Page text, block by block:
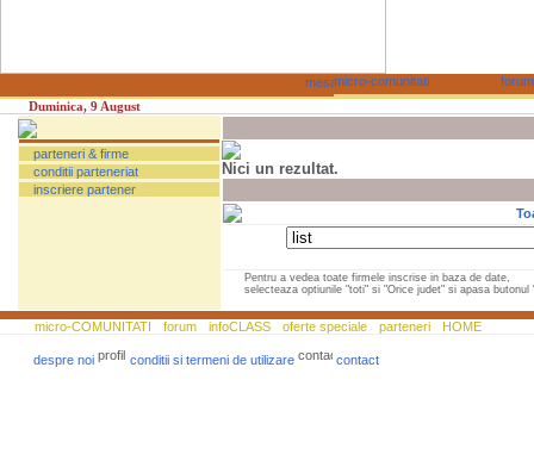
Duminica, 9 August
parteneri & firme
conditii parteneriat
inscriere partener
Nici un rezultat.
Pentru a vedea toate firmele inscrise in baza de date,
selecteaza optiunile "toti" si "Orice judet" si apasa butonul
micro-COMUNITATI forum infoCLASS oferte speciale parteneri HOME
despre noi conditii si termeni de utilizare contact